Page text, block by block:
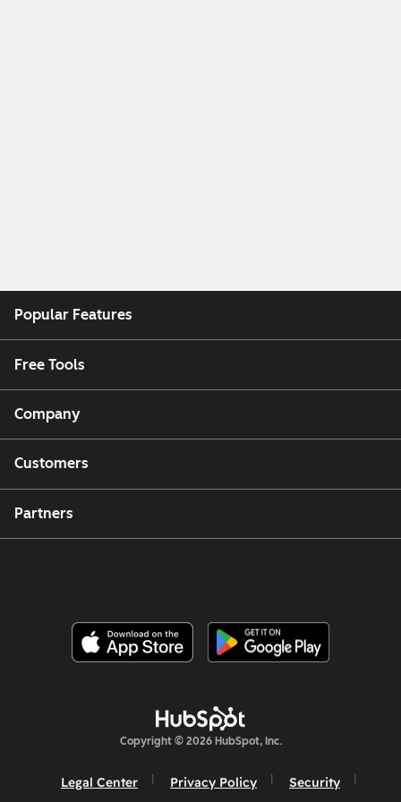
Popular Features
Free Tools
Company
Customers
Partners
Copyright © 2026 HubSpot, Inc.
Legal Center Privacy Policy Security